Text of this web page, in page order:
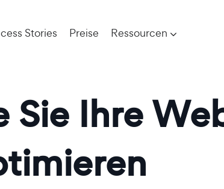
Stories Preise Ressourcen
Sie Ihre